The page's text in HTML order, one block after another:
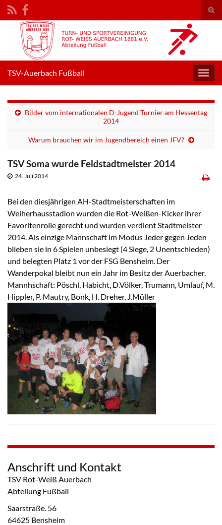
Search for:
TSV-Auerbach Fußball
Bilder vom internationalen D-Jugend Turnier am Hessentag
2014
Warum brauchen wir im Jugendbereich einen JFV?
TSV Soma wurde Feldstadtmeister 2014
24. Juli 2014
Bei den diesjährigen AH-Stadtmeisterschaften im
Weiherhausstadion wurden die Rot-Weißen-Kicker ihrer
Favoritenrolle gerecht und wurden verdient Stadtmeister
2014. Als einzige Mannschaft im Modus Jeder gegen Jeden
blieben sie in 6 Spielen unbesiegt (4 Siege, 2 Unentschieden)
und belegten Platz 1 vor der FSG Bensheim. Der
Wanderpokal bleibt nun ein Jahr im Besitz der Auerbacher.
Mannhschaft: Pöschl, Habicht, D.Völker, Trumann, Umlauf, M.
Hippler, P. Mautry, Bonk, H. Dreher, J.Müller
Anschrift und Kontakt
TSV Rot-Weiß Auerbach
Abteilung Fußball
Saarstraße. 56
64625 Bensheim